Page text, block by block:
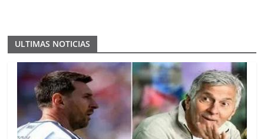
ULTIMAS NOTICIAS